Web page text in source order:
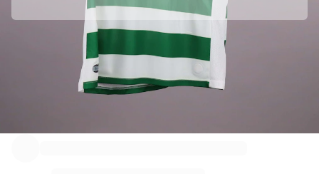
미국
FC 바이에른 뮌헨
Sporting CP의 공식 파트너입니다
정품임을 보장하기 위해 이 상품을 Sporting CP에서 직접 수집하였습니다.
Fabricks를 통해 정품 인증 되었습니다.